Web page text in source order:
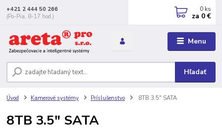
Menu
Hľadať
+421 2 444 50 266
(Po-Pia, 8-17 hod.)
0 ks
za 0 €
Úvod Kamerové systémy Príslušenstvo 8TB 3.5" SATA
8TB 3.5" SATA